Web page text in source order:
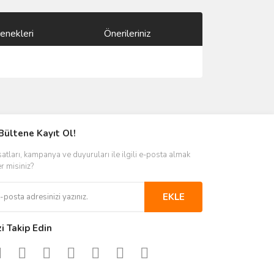
Önerileriniz
Kayıt Ol!
kampanya ve duyuruları ile ilgili e-posta almak
misiniz?
EKLE
Takip Edin